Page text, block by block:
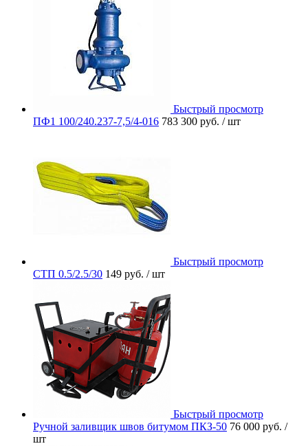
Быстрый просмотр
ПФ1 100/240.237-7,5/4-016 783 300 руб. / шт
Быстрый просмотр
СТП 0.5/2.5/30 149 руб. / шт
Быстрый просмотр
Ручной заливщик швов битумом ПКЗ-50 76 000 руб. /
шт